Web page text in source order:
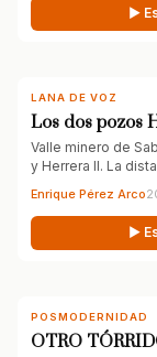
▶
LANA DE VOZ
Los dos pozos
Valle minero de
y Herrera II. La
Enrique Pérez Arco
▶
POSMODERNIDAD
OTRO